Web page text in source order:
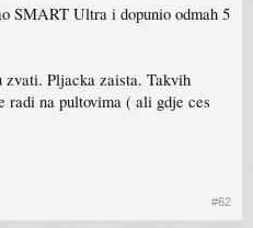
SMART Ultra i dopunio odmah 5
Pljacka zaista. Takvih
radi na pultovima ( ali gdje ces
#62